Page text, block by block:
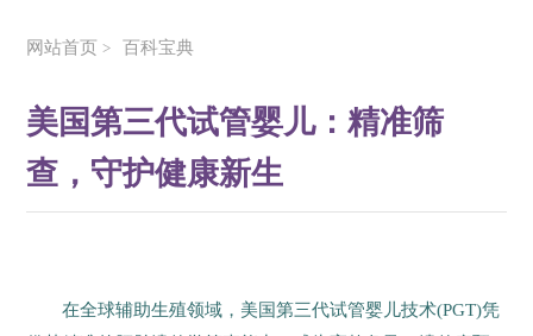
网站首页 > 百科宝典
美国第三代试管婴儿：精准筛
查，守护健康新生
在全球辅助生殖领域，美国第三代试管婴儿技术(PGT)凭